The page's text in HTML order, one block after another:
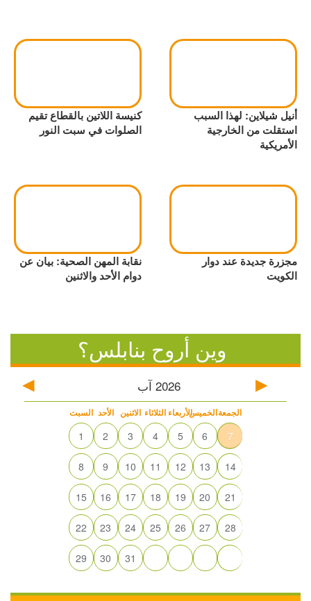
أنيل شيلاين: لهذا السبب
استقلت من الخارجية
الأمريكية
كنيسة اللاتين بالقطاع تقيم
الصلوات في سبت النور
مجزرة جديدة عند دوار
الكويت
نقابة المهن الصحية: بيان عن
دوام الأحد والاثنين
وين أروح بنابلس؟
2026 آب
السبت الأحد الاثنين الثلاثاء الأربعاءالخميسالجمعة
1 2 3 4 5 6 7
8 9 10 11 12 13 14
15 16 17 18 19 20 21
22 23 24 25 26 27 28
29 30 31